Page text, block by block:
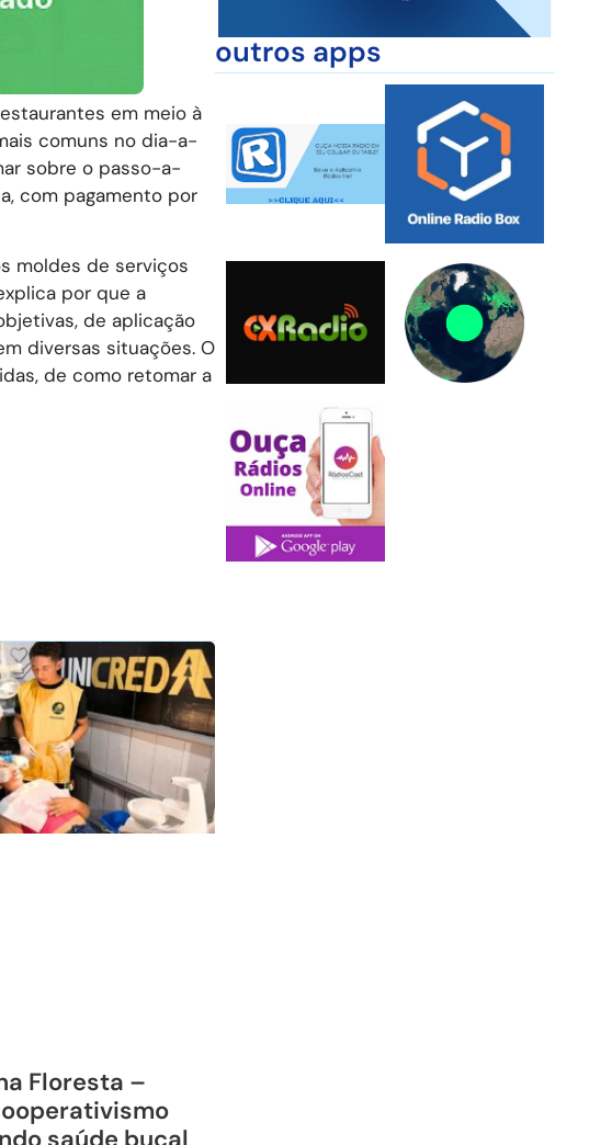
em meio à
comuns no dia-a-
sobre o passo-a-
com pagamento por
moldes de serviços
por que a
de aplicação
diversas situações. O
de como retomar a
Floresta –
outros apps